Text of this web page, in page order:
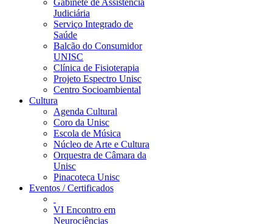
Gabinete de Assistência
Judiciária
Serviço Integrado de
Saúde
Balcão do Consumidor
UNISC
Clínica de Fisioterapia
Projeto Espectro Unisc
Centro Socioambiental
Cultura
Agenda Cultural
Coro da Unisc
Escola de Música
Núcleo de Arte e Cultura
Orquestra de Câmara da
Unisc
Pinacoteca Unisc
Eventos / Certificados
VI Encontro em
Neurociências